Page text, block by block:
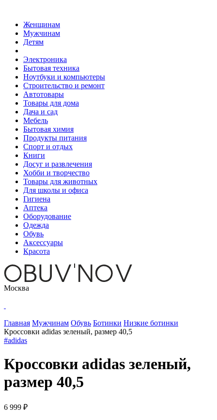
Женщинам
Мужчинам
Детям
Электроника
Бытовая техника
Ноутбуки и компьютеры
Строительство и ремонт
Автотовары
Товары для дома
Дача и сад
Мебель
Бытовая химия
Продукты питания
Спорт и отдых
Книги
Досуг и развлечения
Хобби и творчество
Товары для животных
Для школы и офиса
Гигиена
Аптека
Оборудование
Одежда
Обувь
Аксессуары
Красота
Москва
Главная Мужчинам Обувь Ботинки Низкие ботинки
Кроссовки adidas зеленый, размер 40,5
#adidas
Кроссовки adidas зеленый,
размер 40,5
6 999 ₽